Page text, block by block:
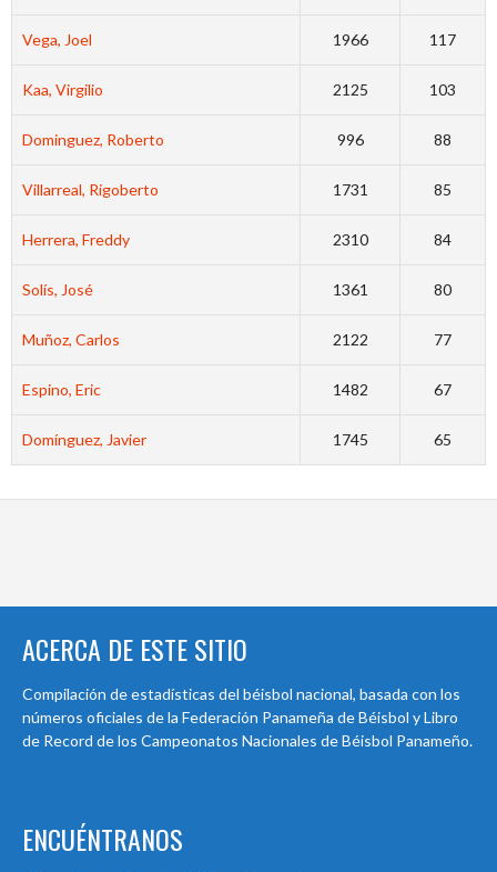
Vega, Joel 1966 117
Kaa, Virgilio 2125 103
Dominguez, Roberto 996 88
Villarreal, Rigoberto 1731 85
Herrera, Freddy 2310 84
Solís, José 1361 80
Muñoz, Carlos 2122 77
Espino, Eric 1482 67
Domínguez, Javier 1745 65
ACERCA DE ESTE SITIO
Compilación de estadísticas del béisbol nacional, basada con los
números oficiales de la Federación Panameña de Béisbol y Libro
de Record de los Campeonatos Nacionales de Béisbol Panameño.
ENCUÉNTRANOS